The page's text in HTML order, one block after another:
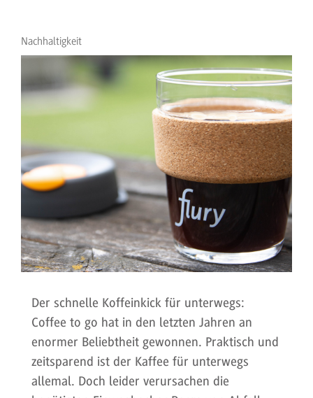
Nachhaltigkeit
Der schnelle Koffeinkick für unterwegs:
Coffee to go hat in den letzten Jahren an
enormer Beliebtheit gewonnen. Praktisch und
zeitsparend ist der Kaffee für unterwegs
allemal. Doch leider verursachen die